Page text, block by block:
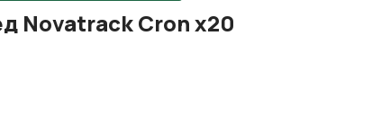
Novatrack Cron х20